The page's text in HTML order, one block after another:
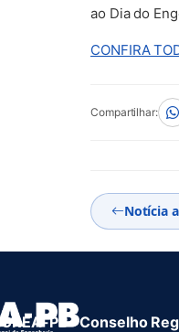
ao Dia do
CONFIRA
Compartilhar:
Notícia
CREA-PB · Conselho